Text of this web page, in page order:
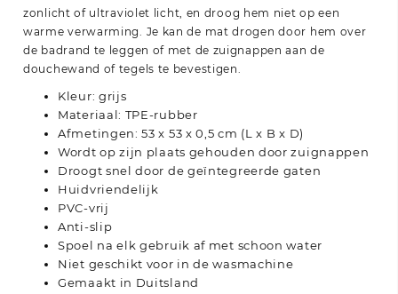
zonlicht of ultraviolet licht, en droog hem niet op een
warme verwarming. Je kan de mat drogen door hem over
de badrand te leggen of met de zuignappen aan de
douchewand of tegels te bevestigen.
Kleur: grijs
Materiaal: TPE-rubber
Afmetingen: 53 x 53 x 0,5 cm (L x B x D)
Wordt op zijn plaats gehouden door zuignappen
Droogt snel door de geïntegreerde gaten
Huidvriendelijk
PVC-vrij
Anti-slip
Spoel na elk gebruik af met schoon water
Niet geschikt voor in de wasmachine
Gemaakt in Duitsland